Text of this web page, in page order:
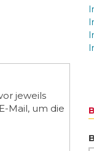
jeweils
Mail, um die